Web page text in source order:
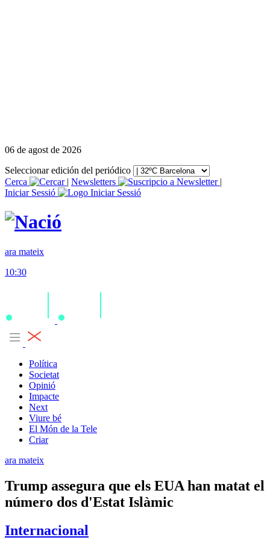
06 de agost de 2026
Seleccionar edición del periódico
Cerca
| Newsletters
|
Iniciar Sessió
ara mateix
10:30
Política
Societat
Opinió
Impacte
Next
Viure bé
El Món de la Tele
Criar
ara mateix
Trump assegura que els EUA han matat el
número dos d'Estat Islàmic
Internacional